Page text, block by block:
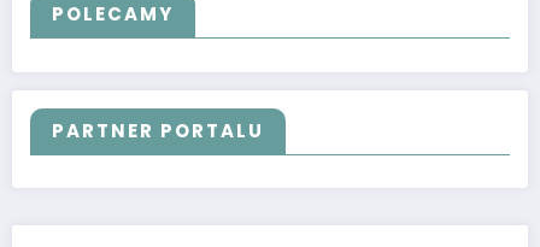
POLECAMY
PARTNER PORTALU